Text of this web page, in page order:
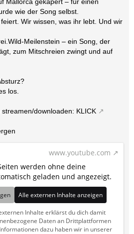
Mallorca gekapert – für einen
wie der Song selbst.
Wir wissen, was ihr lebt. Und wir
Meilenstein – ein Song, der
zum Mitschreien zwingt und auf
los.
downloaden: KLICK
www.youtube.com
werden ohne deine
geladen und angezeigt.
Alle externen Inhalte anzeigen
Inhalte erklärst du dich damit
Daten an Drittplattformen
dazu haben wir in unserer